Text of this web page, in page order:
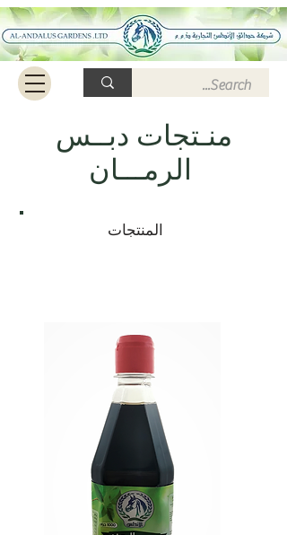
منـتجات دبــس
المنتجات